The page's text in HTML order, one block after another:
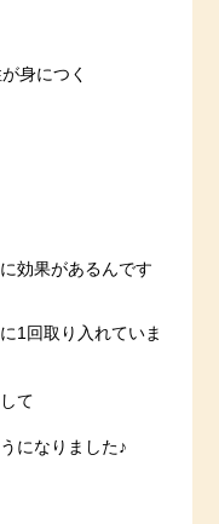
身につく
効果があるんです
1回取り入れていま
て
になりました♪